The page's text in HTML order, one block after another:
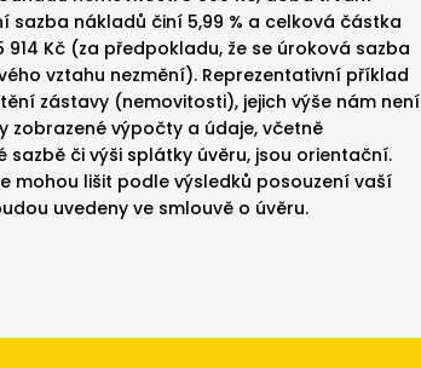
sazba nákladů činí 5,99 % a celková částka
Kč (za předpokladu, že se úroková sazba
vztahu nezmění). Reprezentativní příklad
zástavy (nemovitosti), jejich výše nám není
zobrazené výpočty a údaje, včetně
či výši splátky úvěru, jsou orientační.
mohou lišit podle výsledků posouzení vaší
uvedeny ve smlouvě o úvěru.